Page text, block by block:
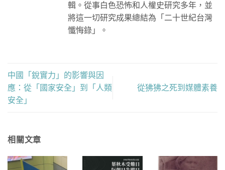
輯。從事白色恐怖和人權史研究多年，並
將這一切研究成果總結為「二十世紀台灣
懺悔錄」。
中國「銳實力」的影響與因
應：從「國家安全」到「人類
安全」
從狒狒之死到媒體素養
相關文章